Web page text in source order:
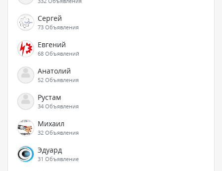
Сергей
73 Объявления
Евгений
68 Объявлений
Анатолий
52 Объявления
Рустам
34 Объявления
Михаил
32 Объявления
Эдуард
31 Объявление